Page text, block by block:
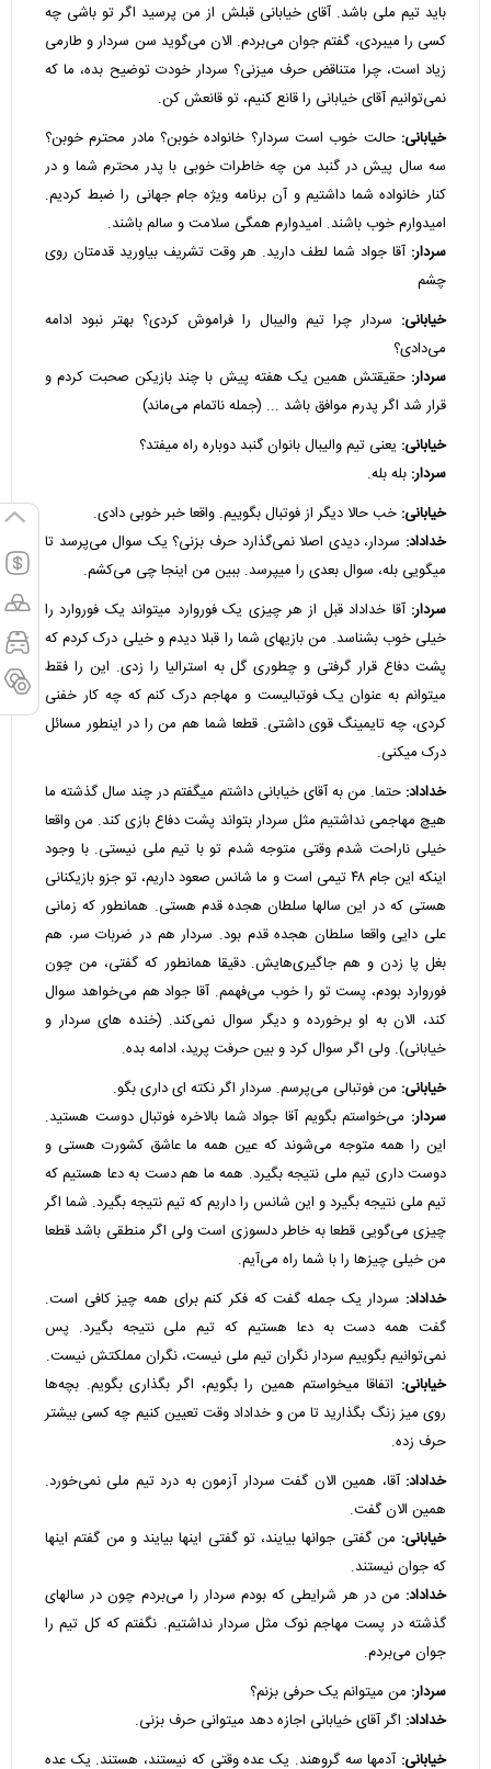
باید تیم ملی باشد. آقای خیابانی قبلش از من پرسید اگر تو باشی چه
کسی را میبردی، گفتم جوان می‌بردم. الان می‌گوید سن سردار و طارمی
زیاد است، چرا متناقض حرف میزنی؟ سردار خودت توضیح بده، ما که
نمی‌توانیم آقای خیابانی را قانع کنیم، تو قانعش کن.
خیابانی:حالت خوب است سردار؟ خانواده خوبن؟ مادر محترم خوبن؟
سه سال پیش در گنبد من چه خاطرات خوبی با پدر محترم شما و در
کنار خانواده شما داشتیم و آن برنامه ویژه جام جهانی را ضبط کردیم.
امیدوارم خوب باشند. امیدوارم همگی سلامت و سالم باشند.
سردار: آقا جواد شما لطف دارید. هر وقت تشریف بیاورید قدمتان روی
چشم
خیابانی: سردار چرا تیم والیبال را فراموش کردی؟ بهتر نبود ادامه
می‌دادی؟
سردار:حقیقتش همین یک هفته پیش با چند بازیکن صحبت کردم و
قرار شد اگر پدرم موافق باشد ... (جمله ناتمام می‌ماند)
خیابانی: یعنی تیم والیبال بانوان گنبد دوباره راه میفتد؟
سردار: بله بله.
خیابانی: خب حالا دیگر از فوتبال بگوییم. واقعا خبر خوبی دادی.
خداداد: سردار، دیدی اصلا نمی‌گذارد حرف بزنی؟ یک سوال می‌پرسد تا
میگویی بله، سوال بعدی را میپرسد. ببین من اینجا چی می‌کشم.
سردار: آقا خداداد قبل از هر چیزی یک فوروارد میتواند یک فوروارد را
خیلی خوب بشناسد. من بازیهای شما را قبلا دیدم و خیلی درک کردم که
پشت دفاع قرار گرفتی و چطوری گل به استرالیا را زدی. این را فقط
میتوانم به عنوان یک فوتبالیست و مهاجم درک کنم که چه کار خفنی
کردی، چه تایمینگ قوی داشتی. قطعا شما هم من را در اینطور مسائل
درک میکنی.
خداداد: حتما. من به آقای خیابانی داشتم میگفتم در چند سال گذشته ما
هیچ مهاجمی نداشتیم مثل سردار بتواند پشت دفاع بازی کند. من واقعا
خیلی ناراحت شدم وقتی متوجه شدم تو با تیم ملی نیستی. با وجود
اینکه این جام ۴۸ تیمی است و ما شانس صعود داریم، تو جزو بازیکنانی
هستی که در این سالها سلطان هجده قدم هستی. همانطور که زمانی
علی دایی واقعا سلطان هجده قدم بود. سردار هم در ضربات سر، هم
بغل پا زدن و هم جاگیری‌هایش. دقیقا همانطور که گفتی، من چون
فوروارد بودم، پست تو را خوب می‌فهمم. آقا جواد هم می‌خواهد سوال
کند، الان به او برخورده و دیگر سوال نمی‌کند. (خنده های سردار و
خیابانی). ولی اگر سوال کرد و بین حرفت پرید، ادامه بده.
خیابانی: من فوتبالی می‌پرسم. سردار اگر نکته ای داری بگو.
سردار: می‌خواستم بگویم آقا جواد شما بالاخره فوتبال دوست هستید.
این را همه متوجه می‌شوند که عین همه ما عاشق کشورت هستی و
دوست داری تیم ملی نتیجه بگیرد. همه ما هم دست به دعا هستیم که
تیم ملی نتیجه بگیرد و این شانس را داریم که تیم نتیجه بگیرد. شما اگر
چیزی می‌گویی قطعا به خاطر دلسوزی است ولی اگر منطقی باشد قطعا
من خیلی چیزها را با شما راه می‌آیم.
خداداد: سردار یک جمله گفت که فکر کنم برای همه چیز کافی است.
گفت همه دست به دعا هستیم که تیم ملی نتیجه بگیرد. پس
نمی‌توانیم بگوییم سردار نگران تیم ملی نیست، نگران مملکتش نیست.
خیابانی: اتفاقا میخواستم همین را بگویم، اگر بگذاری بگویم. بچه‌ها
روی میز زنگ بگذارید تا من و خداداد وقت تعیین کنیم چه کسی بیشتر
حرف زده.
خداداد:آقا، همین الان گفت سردار آزمون به درد تیم ملی نمی‌خورد.
همین الان گفت.
خیابانی: من گفتی جوانها بیایند، تو گفتی اینها بیایند و من گفتم اینها
که جوان نیستند.
خداداد: من در هر شرایطی که بودم سردار را می‌بردم چون در سالهای
گذشته در پست مهاجم نوک مثل سردار نداشتیم. نگفتم که کل تیم را
جوان می‌بردم.
سردار: من میتوانم یک حرفی بزنم؟
خداداد: اگر آقای خیابانی اجازه دهد میتوانی حرف بزنی.
خیابانی: آدمها سه گروهند. یک عده وقتی که نیستند، هستند. یک عده